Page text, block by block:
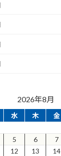
2026年8月
水 木 金
5 6 7
12 13 14